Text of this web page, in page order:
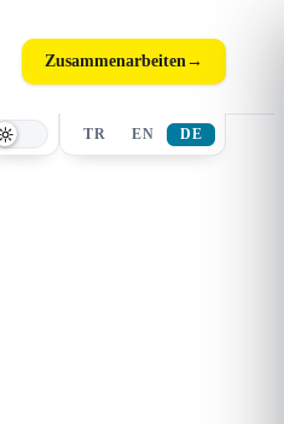
Zusammenarbeiten→
TR EN DE